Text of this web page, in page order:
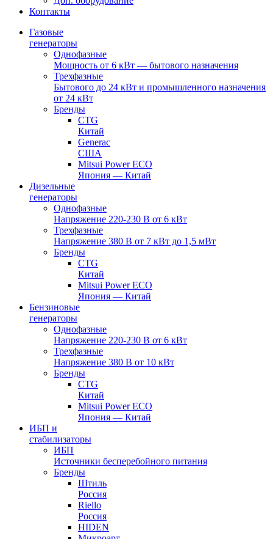
Контакты
Газовые
генераторы
Однофазные
Мощность от 6 кВт — бытового назначения
Трехфазные
Бытового до 24 кВт и промышленного назначения
от 24 кВт
Бренды
CTG
Китай
Generac
США
Mitsui Power ECO
Япония — Китай
Дизельные
генераторы
Однофазные
Напряжение 220-230 В от 6 кВт
Трехфазные
Напряжение 380 В от 7 кВт до 1,5 мВт
Бренды
CTG
Китай
Mitsui Power ECO
Япония — Китай
Бензиновые
генераторы
Однофазные
Напряжение 220-230 В от 6 кВт
Трехфазные
Напряжение 380 В от 10 кВт
Бренды
CTG
Китай
Mitsui Power ECO
Япония — Китай
ИБП и
стабилизаторы
ИБП
Источники бесперебойного питания
Бренды
Штиль
Россия
Riello
Россия
HIDEN